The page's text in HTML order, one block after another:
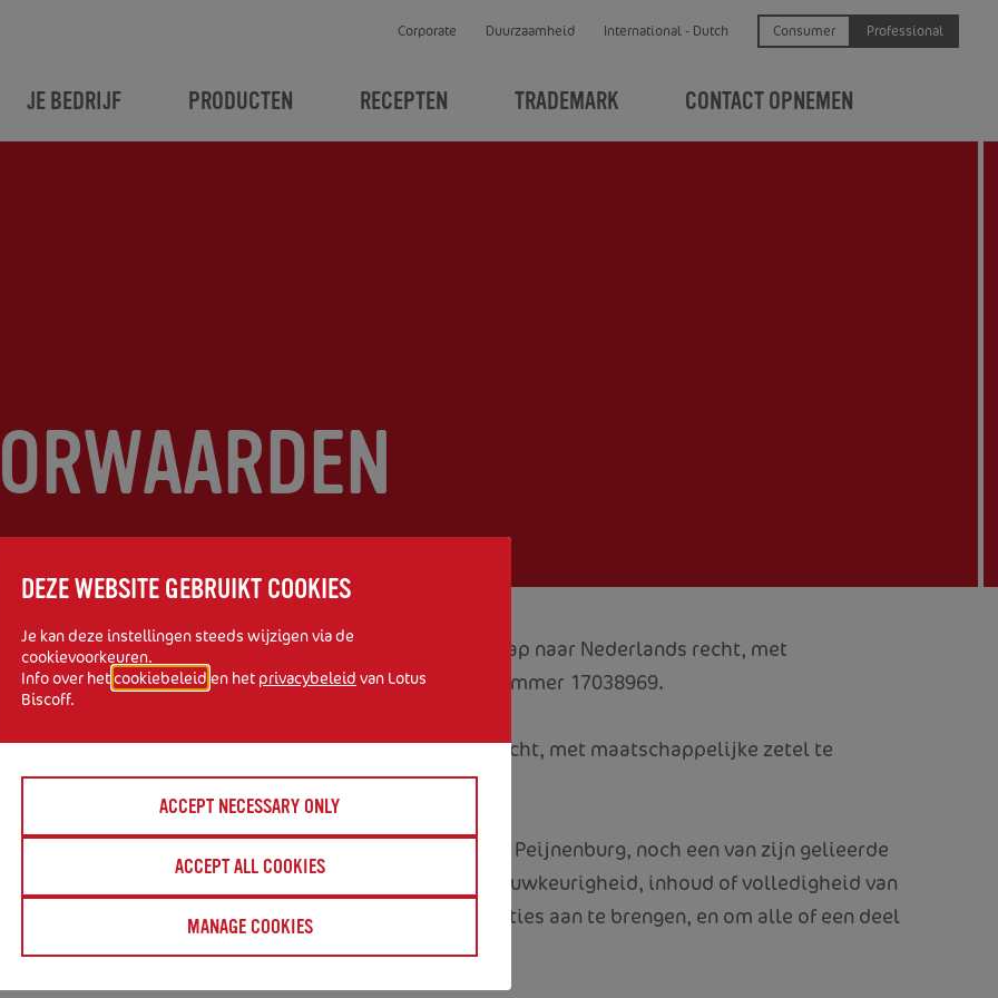
Corporate Duurzaamheid International - Dutch Professional
Consumer
JE BEDRIJF PRODUCTEN RECEPTEN TRADEMARK CONTACT OPNEMEN
door Koninklijke Peijnenburg BV, een vennootschap naar Nederlands recht, met
HB Geldrop en ingeschreven met ondernemingsnummer 17038969.
Bakeries NV, een vennootschap naar Belgisch recht, met maatschappelijke zetel te
met ondernemingsnummer 0401.030.860.
enz.) op deze website is louter informatief. Noch Peijnenburg, noch een van zijn gelieerde
verklaring of garantie met betrekking tot de nauwkeurigheid, inhoud of volledigheid van
recht voor om op elk moment wijzigingen of correcties aan te brengen, en om alle of een deel
DEZE WEBSITE GEBRUIKT COOKIES
Je kan deze instellingen steeds wijzigen via de
cookievoorkeuren.
Info over hetcookiebeleid en het privacybeleid van Lotus
Biscoff.
ACCEPT NECESSARY ONLY
ACCEPT ALL COOKIES
MANAGE COOKIES